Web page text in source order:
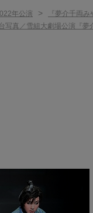
年公演 > 『夢介千両
写真／雪組大劇場公演『夢